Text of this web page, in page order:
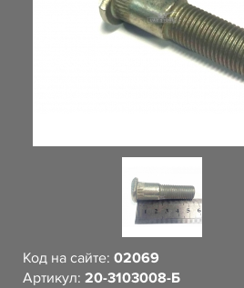
Код на сайте: 02069
Артикул: 20-3103008-Б